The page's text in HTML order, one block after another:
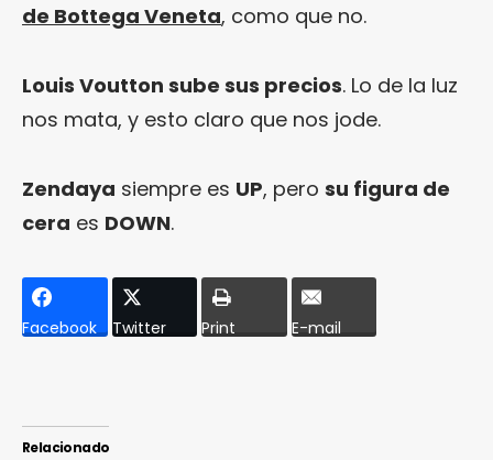
de Bottega Veneta, como que no.
Louis Voutton sube sus precios. Lo de la luz
nos mata, y esto claro que nos jode.
Zendaya siempre es UP, pero su figura de
cera es DOWN.
Facebook Twitter Print E-mail
Relacionado